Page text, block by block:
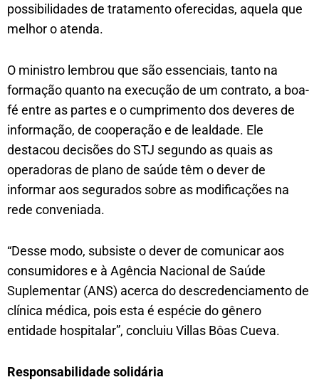
possibilidades de tratamento oferecidas, aquela que
melhor o atenda.
O ministro lembrou que são essenciais, tanto na
formação quanto na execução de um contrato, a boa-
fé entre as partes e o cumprimento dos deveres de
informação, de cooperação e de lealdade. Ele
destacou decisões do STJ segundo as quais as
operadoras de plano de saúde têm o dever de
informar aos segurados sobre as modificações na
rede conveniada.
“Desse modo, subsiste o dever de comunicar aos
consumidores e à Agência Nacional de Saúde
Suplementar (ANS) acerca do descredenciamento de
clínica médica, pois esta é espécie do gênero
entidade hospitalar”, concluiu Villas Bôas Cueva.
Responsabilid​​ade solidária